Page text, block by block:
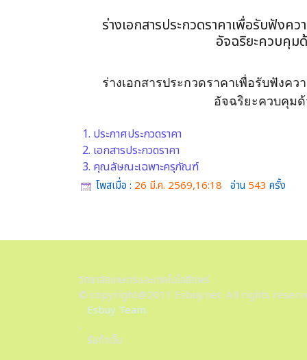
ร่างเอกสารประกวดราคาเพื่อรับฟังค
อัจฉริยะควบคุม
ร่างเอกสารประกวดราคาเพื่อรับฟังค
อัจฉริยะควบคุมด้
1. ประกาศประกวดราคา
2. เอกสารประกวดราคา
3. คุณลัษณะเฉพาะครุภัณฑ์
โพสเมื่อ : 26 มี.ค. 2569,16:18 อ่าน 543 ครั้ง
วิทยาลัยเกษตรและเทคโนโลยีแพร่
© copyright@2011 Esbuy.net. All rights
Esbuy Team.
,
รับทำเว็บ